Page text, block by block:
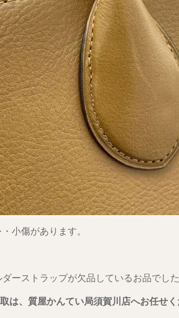
小傷があります。
ーストラップが欠品しているお品でし
は、質屋かんてい局須賀川店へお任せく